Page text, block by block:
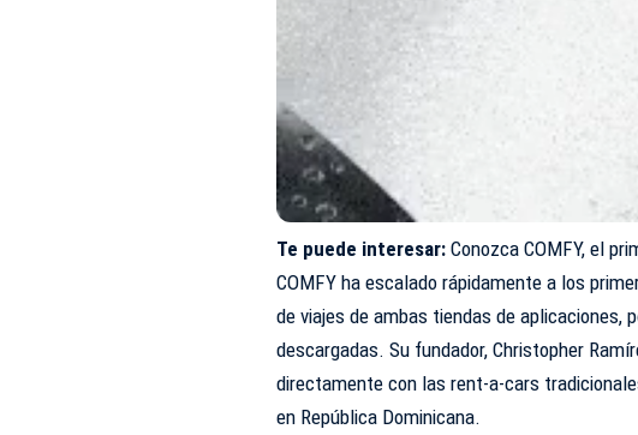
Te puede interesar:Conozca COMFY, el
COMFY ha escalado rápidamente a los
de viajes de ambas tiendas de aplicaciones,
descargadas. Su fundador, Christopher
directamente con las rent-a-cars
en República Dominicana.